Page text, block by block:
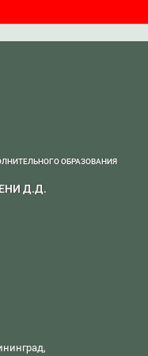
ОБРАЗОВАНИЯ
Д.Д.